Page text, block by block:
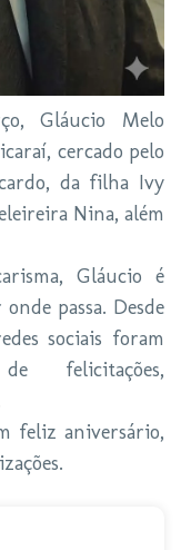
Gláucio Melo
cercado pelo
da filha Ivy
Nina, além
Gláucio é
passa. Desde
sociais foram
felicitações,
feliz aniversário,